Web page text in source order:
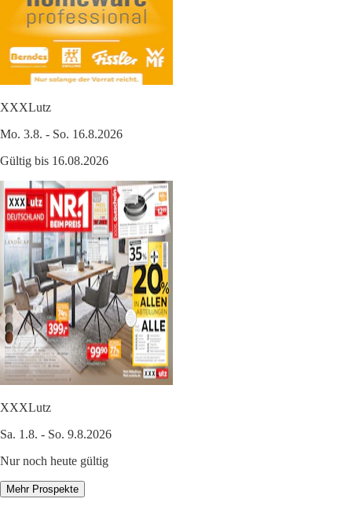
XXXLutz
Mo. 3.8. - So. 16.8.2026
Gültig bis 16.08.2026
XXXLutz
Sa. 1.8. - So. 9.8.2026
Nur noch heute gültig
Mehr Prospekte